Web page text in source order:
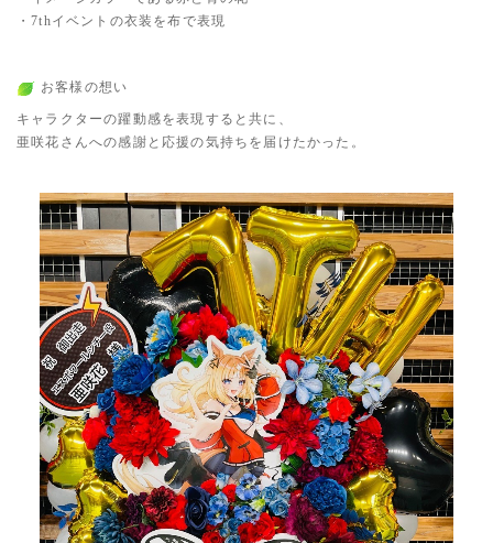
・7thイベントの衣装を布で表現
お客様の想い
キャラクターの躍動感を表現すると共に、
亜咲花さんへの感謝と応援の気持ちを届けたかった。